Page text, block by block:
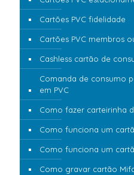
Cartões PVC fidelidade
Cartões PVC membros
Cashless cartão de
Comanda de consumo
em PVC
Como fazer carteirinha
Como funciona um
Como funciona um
Como gravar cartão